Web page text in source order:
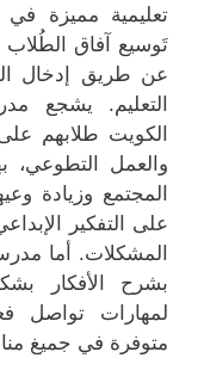
تعليمية مميزة في
تَوسيع آفاق
عن طريق إدخال
التعليم. يشجع
الكويت طلابهم
والعمل
المجتمع وزيادة
على التفكير
المشكلات. أما
بشرح الأفكار
لمهارات تواصل
متوفرة في جميغ